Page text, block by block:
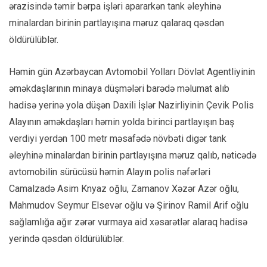
ərazisində təmir bərpa işləri apararkən tank əleyhinə
minalardan birinin partlayışına məruz qalaraq qəsdən
öldürülüblər.
Həmin gün Azərbaycan Avtomobil Yolları Dövlət Agentliyinin
əməkdaşlarının minaya düşmələri barədə məlumat alıb
hadisə yerinə yola düşən Daxili İşlər Nazirliyinin Çevik Polis
Alayının əməkdaşları həmin yolda birinci partlayışın baş
verdiyi yerdən 100 metr məsafədə növbəti digər tank
əleyhinə minalardan birinin partlayışına məruz qalıb, nəticədə
avtomobilin sürücüsü həmin Alayın polis nəfərləri
Camalzadə Asim Knyaz oğlu, Zamanov Xəzər Azər oğlu,
Mahmudov Seymur Elsevər oğlu və Şirinov Ramil Arif oğlu
sağlamlığa ağır zərər vurmaya aid xəsarətlər alaraq hadisə
yerində qəsdən öldürülüblər.